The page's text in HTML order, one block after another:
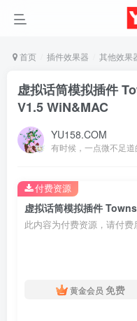
首页 插件效果器 其他效果
虚拟话筒模拟插件
V1.5 WiN&MAC
YU158.COM
此内容为付费资源，请付费
黄金会员 免费
付费资源